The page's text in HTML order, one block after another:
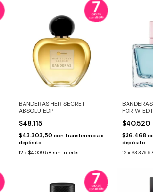
BANDERAS HER SECRET
ABSOLU EDP
$48.115
$43.303,50 con Transferencia o
depósito
12 x $4.009,58 sin interés
FOR W EDT
$40.520
$36.468
depósito
12 x $3.376,67